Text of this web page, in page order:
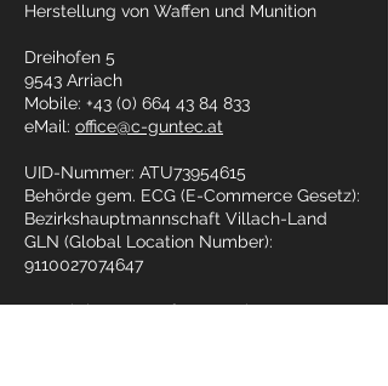
Herstellung von Waffen und Munition
Dreihofen 5
9543 Arriach
Mobile: +43 (0) 664 43 84 833
eMail: office@c-guntec.at
UID-Nummer: ATU73954615
Behörde gem. ECG (E-Commerce Gesetz):
Bezirkshauptmannschaft Villach-Land
GLN (Global Location Number):
9110027074647
Berechtigung: Waffengewerbe